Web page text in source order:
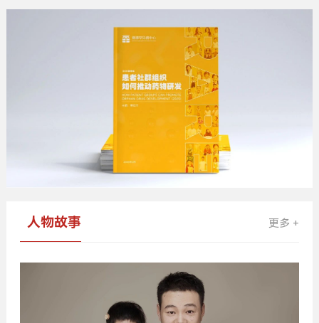
人物故事 更多 +